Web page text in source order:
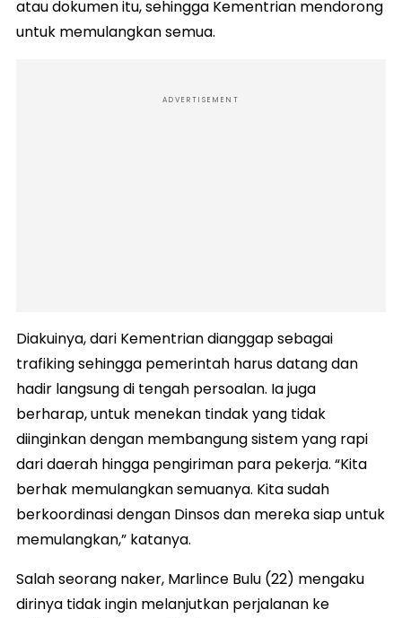
atau dokumen itu, sehingga Kementrian mendorong
untuk memulangkan semua.
ADVERTISEMENT
Diakuinya, dari Kementrian dianggap sebagai
trafiking sehingga pemerintah harus datang dan
hadir langsung di tengah persoalan. Ia juga
berharap, untuk menekan tindak yang tidak
diinginkan dengan membangung sistem yang rapi
dari daerah hingga pengiriman para pekerja. “Kita
berhak memulangkan semuanya. Kita sudah
berkoordinasi dengan Dinsos dan mereka siap untuk
memulangkan,” katanya.
Salah seorang naker, Marlince Bulu (22) mengaku
dirinya tidak ingin melanjutkan perjalanan ke